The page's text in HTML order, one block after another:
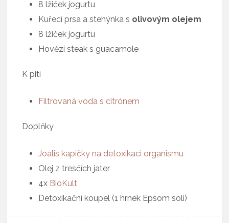
8 lžiček jogurtu
Kuřecí prsa a stehýnka s olivovým olejem
8 lžiček jogurtu
Hovězí steak s guacamole
K pití
Filtrovaná voda s citrónem
Doplňky
Joalis kapičky na detoxikaci organismu
Olej z tresčích jater
4x BioKult
Detoxikační koupel (1 hrnek Epsom soli)